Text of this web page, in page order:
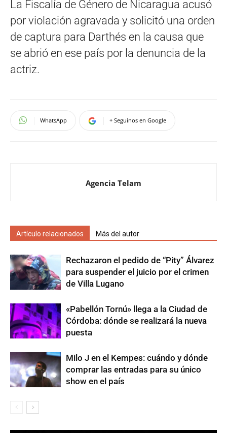
La Fiscalía de Género de Nicaragua acusó
por violación agravada y solicitó una orden
de captura para Darthés en la causa que
se abrió en ese país por la denuncia de la
actriz.
WhatsApp + Seguinos en Google
Agencia Telam
Artículo relacionados Más del autor
Rechazaron el pedido de “Pity” Álvarez
para suspender el juicio por el crimen
de Villa Lugano
«Pabellón Tornú» llega a la Ciudad de
Córdoba: dónde se realizará la nueva
puesta
Milo J en el Kempes: cuándo y dónde
comprar las entradas para su único
show en el país